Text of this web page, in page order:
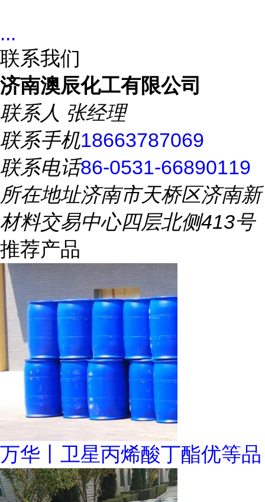
...
联系我们
济南澳辰化工有限公司
联系人 张经理
联系手机18663787069
联系电话86-0531-66890119
所在地址济南市天桥区济南新
材料交易中心四层北侧413号
推荐产品
万华丨卫星丙烯酸丁酯优等品